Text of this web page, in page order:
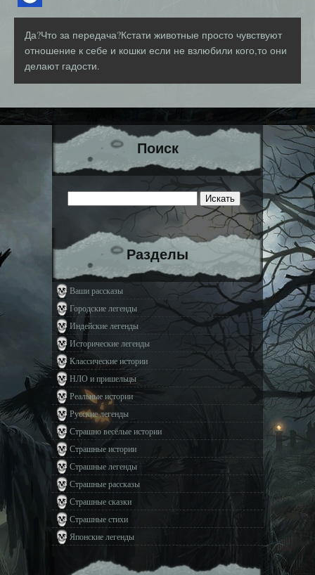
Да?Что за передача?Кстати животные просто чувствуют
отношение к себе и кошки если не взлюбили кого,то они
делают гадости.
Поиск
Разделы
Ваши рассказы
Городские легенды
Индейские легенды
Исторические легенды
Классические истории
НЛО и пришельцы
Реальные истории
Русские легенды
Страшно весёлые истории
Страшные истории
Страшные легенды
Страшные рассказы
Страшные сказки
Страшные стихи
Японские легенды